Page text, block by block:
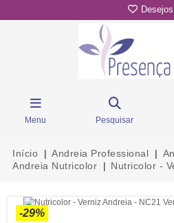
Menu Pesquisar
Início Andreia Professional
Andreia Nutricolor
Nutricolor -
-29%